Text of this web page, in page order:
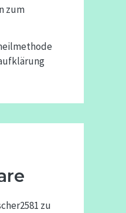
zum
zu